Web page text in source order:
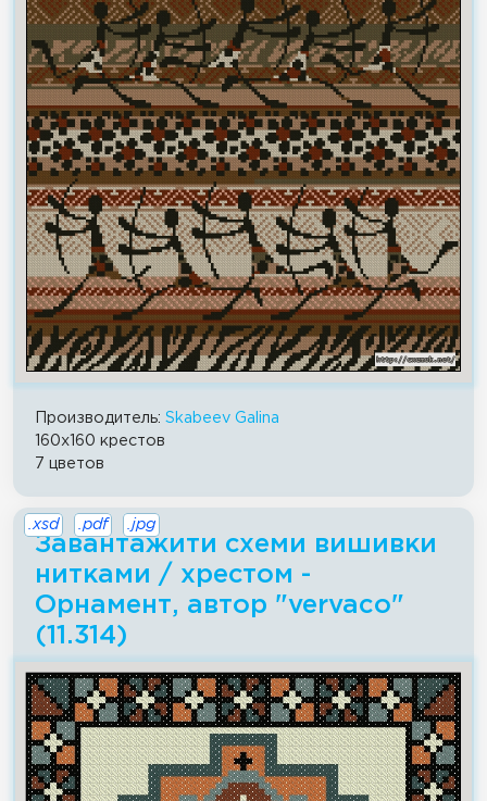
Производитель: Skabeev Galina
160x160 крестов
7 цветов
Завантажити схеми вишивки
нитками / хрестом -
Орнамент, автор "vervaco"
(11.314)
.xsd .pdf .jpg